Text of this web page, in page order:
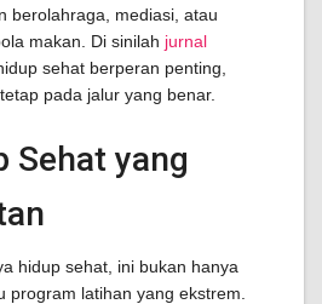
berolahraga, mediasi, atau
makan. Di sinilah jurnal
sehat berperan penting,
pada jalur yang benar.
Sehat yang
hidup sehat, ini bukan hanya
program latihan yang ekstrem.